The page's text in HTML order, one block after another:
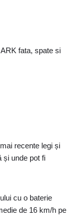
fata, spate si
recente legi și
și unde pot fi
cu o baterie
de 16 km/h pe